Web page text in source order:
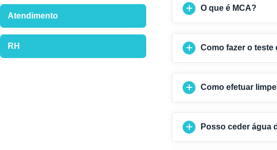
Atendimento
RH
O que é MCA?
Como fazer o teste
Como efetuar
Posso ceder água